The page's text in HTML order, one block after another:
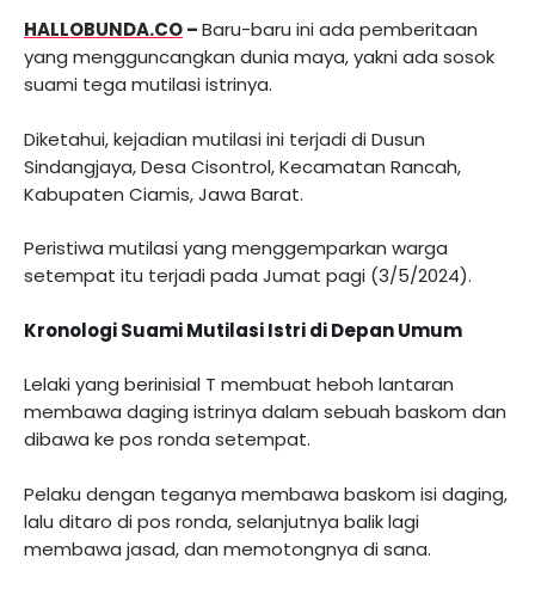
HALLOBUNDA.CO–Baru-baru ini ada pemberitaan
yang mengguncangkan dunia maya, yakni ada sosok
suami tega mutilasi istrinya.
Diketahui, kejadian mutilasi ini terjadi di Dusun
Sindangjaya, Desa Cisontrol, Kecamatan Rancah,
Kabupaten Ciamis, Jawa Barat.
Peristiwa mutilasi yang menggemparkan warga
setempat itu terjadi pada Jumat pagi (3/5/2024).
Kronologi Suami Mutilasi Istri di Depan Umum
Lelaki yang berinisial T membuat heboh lantaran
membawa daging istrinya dalam sebuah baskom dan
dibawa ke pos ronda setempat.
Pelaku dengan teganya membawa baskom isi daging,
lalu ditaro di pos ronda, selanjutnya balik lagi
membawa jasad, dan memotongnya di sana.